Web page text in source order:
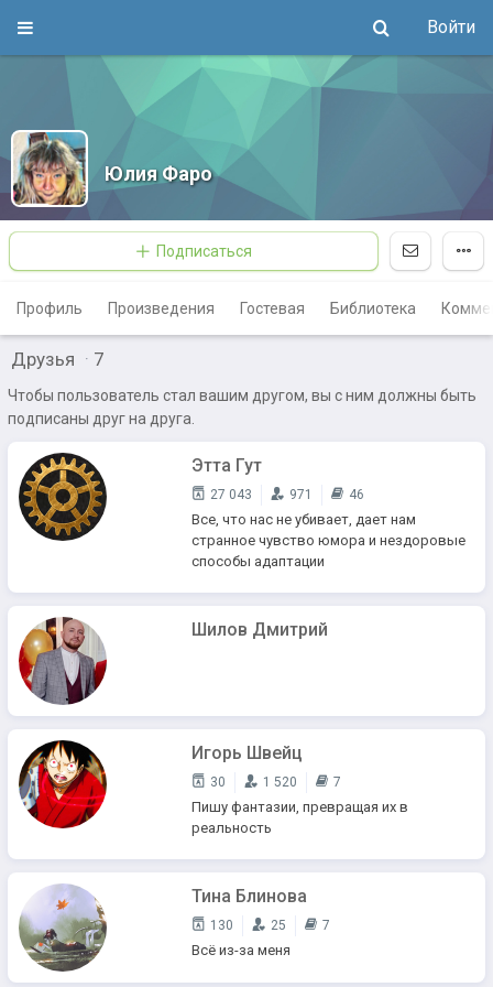
Войти
Юлия Фаро
Подписаться
Профиль Произведения Гостевая Библиотека
Друзья · 7
Чтобы пользователь стал вашим другом, вы с ним должны быть
подписаны друг на друга.
Этта Гут
27 043 971 46
Все, что нас не убивает, дает нам
странное чувство юмора и нездоровые
способы адаптации
Шилов Дмитрий
Игорь Швейц
30 1 520 7
Пишу фантазии, превращая их в
реальность
Тина Блинова
130 25 7
Всё из-за меня